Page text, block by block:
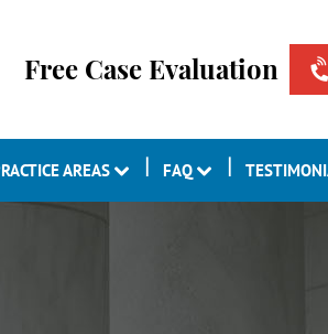
Free Case Evaluation
AREAS FAQ